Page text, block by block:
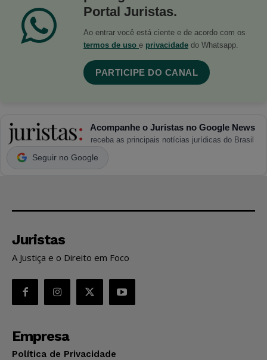
Portal Juristas.
Ao entrar você está ciente e de acordo com os
termos de uso e privacidade do Whatsapp.
PARTICIPE DO CANAL
Acompanhe o Juristas no Google News
receba as principais notícias jurídicas do Brasil
Seguir no Google
Juristas
A Justiça e o Direito em Foco
Empresa
Política de Privacidade